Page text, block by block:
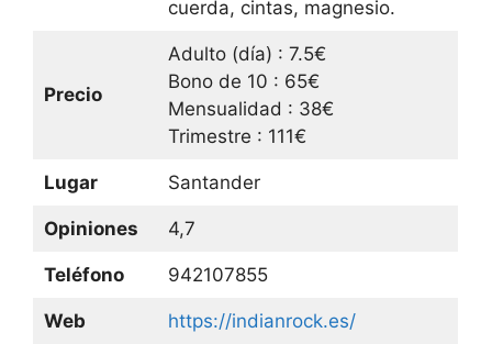
cuerda, cintas, magnesio.
Precio
Adulto (día) : 7.5€
Bono de 10 : 65€
Mensualidad : 38€
Trimestre : 111€
Lugar Santander
Opiniones 4,7
Teléfono 942107855
Web https://indianrock.es/